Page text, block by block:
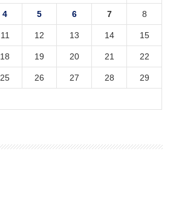
4 5 6 7 8
11 12 13 14 15
18 19 20 21 22
25 26 27 28 29